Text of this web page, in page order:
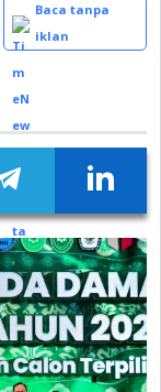
Baca tanpa
iklan